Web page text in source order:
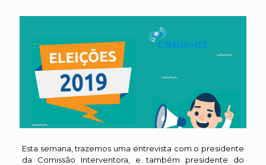
Esta semana, trazemos uma entrevista com o presidente
da Comissão Interventora, e também presidente do